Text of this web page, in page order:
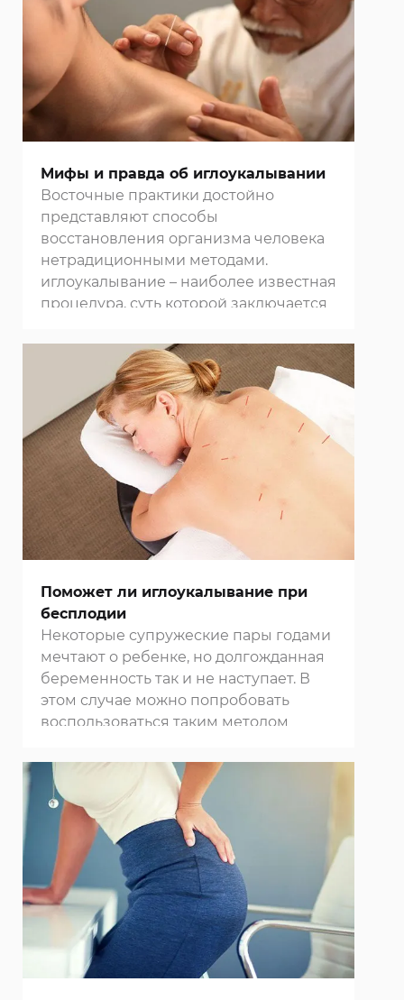
посредством воздействия на которые
можно нормализовать
функционирование внутренних
органов. Так как ожирение часто
возникает по причине их
неправильного функционирования,
при помощииглоукалыванияможно
избавиться от лишних килограмм.
Мифы и правда об иглоукалывании
Восточные практики достойно
представляют способы
восстановления организма человека
нетрадиционными методами.
иглоукалывание – наиболее известная
процедура, суть которой заключается
активные точки человеческого тела.
Энергетические каналы и
циркулирующую по ним энергию
жизни Ци окружает множество мифов.
Правда и ложь об иглоукалывании –
острый вопрос.
Поможет ли иглоукалывание при
бесплодии
Некоторые супружеские пары годами
мечтают о ребенке, но долгожданная
беременность так и не наступает. В
этом случае можно попробовать
воспользоваться таким методом
иглоукалывание. Для этого достаточно
обратиться в нашу
клинику в Москве